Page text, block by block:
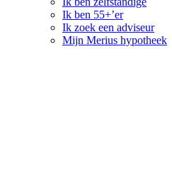
Ik ben 55+’er
Ik zoek een adviseur
Mijn Merius hypotheek